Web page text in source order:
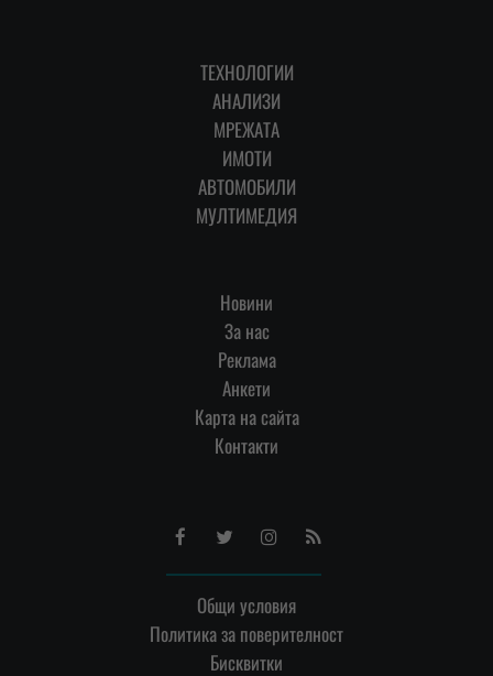
ТЕХНОЛОГИИ
АНАЛИЗИ
МРЕЖАТА
ИМОТИ
АВТОМОБИЛИ
МУЛТИМЕДИЯ
Новини
За нас
Реклама
Анкети
Карта на сайта
Контакти
FacebookTwitterInstagram
RSS
Общи условия
Политика за поверителност
Бисквитки